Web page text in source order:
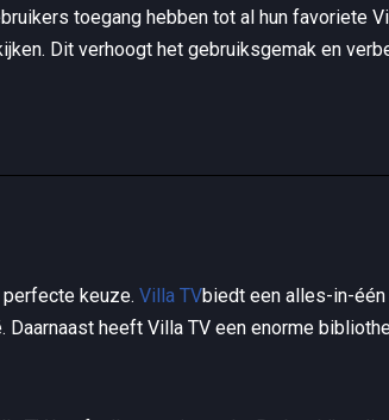
toegang hebben tot al hun favoriete
Dit verhoogt het gebruiksgemak en
keuze. Villa TVbiedt een alles-in-
heeft Villa TV een enorme